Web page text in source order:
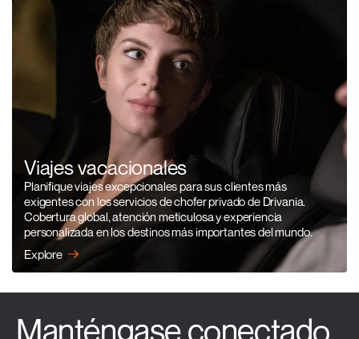
Viajes vacacionales
Planifique viajes excepcionales para sus clientes más
exigentes con los servicios de chofer privado de Drivania.
Cobertura global, atención meticulosa y experiencia
personalizada en los destinos más importantes del mundo.
Explore
Manténgase conectado